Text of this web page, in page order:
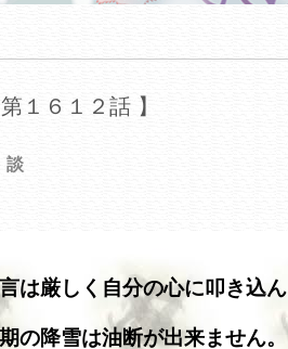
１６１２話 】
は厳しく自分の心に叩き込ん
の降雪は油断が出来ません。